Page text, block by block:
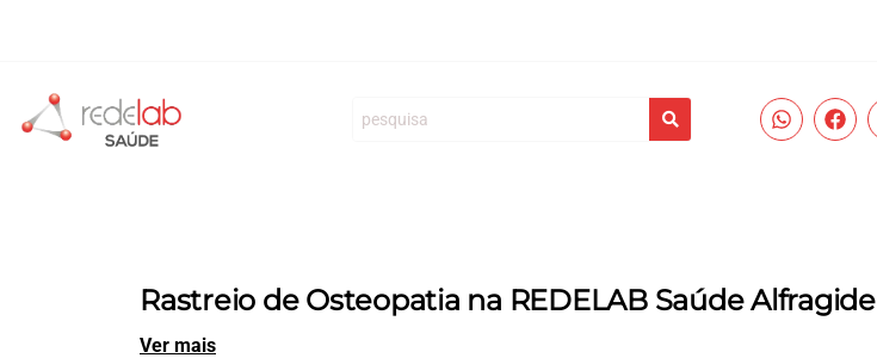
Rastreio de Osteopatia na REDELAB Saúde Alfragide
Ver mais